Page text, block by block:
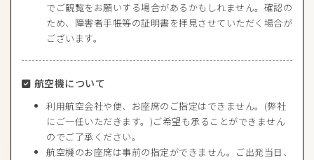
でご観覧をお願いする場合があるかもしれません。確認の
ため、障害者手帳等の証明書を拝見させていただく場合が
ございます。
航空機について
利用航空会社や便、お座席のご指定はできません。(弊社
にご一任いただきます。)ご希望も承ることができません
のでご了承ください。
航空機のお座席は事前の指定ができません。ご出発当日、